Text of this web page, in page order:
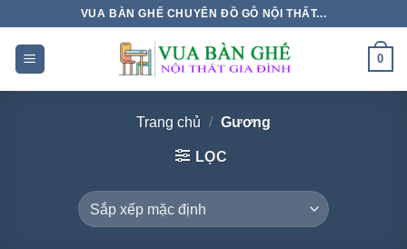
dung
VUA BÀN GHẾ CHUYÊN ĐỒ GỖ NỘI THẤT...
0
Trang chủ / Gương
LỌC